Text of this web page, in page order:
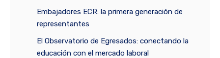
Embajadores ECR: la primera generación de
representantes
El Observatorio de Egresados: conectando la
educación con el mercado laboral